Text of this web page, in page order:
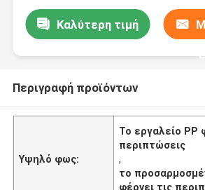
Καλύτερη τιμή
Περιγραφή προϊόντων
Υψηλό φως:
Το εργαλείο PP
περιπτώσεις
,
το
φέρνει τις